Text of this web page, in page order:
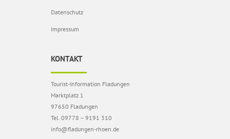
Datenschutz
Impressum
KONTAKT
Tourist-Information Fladungen
Marktplatz 1
97650 Fladungen
Tel. 09778 – 9191 310
info@fladungen-rhoen.de